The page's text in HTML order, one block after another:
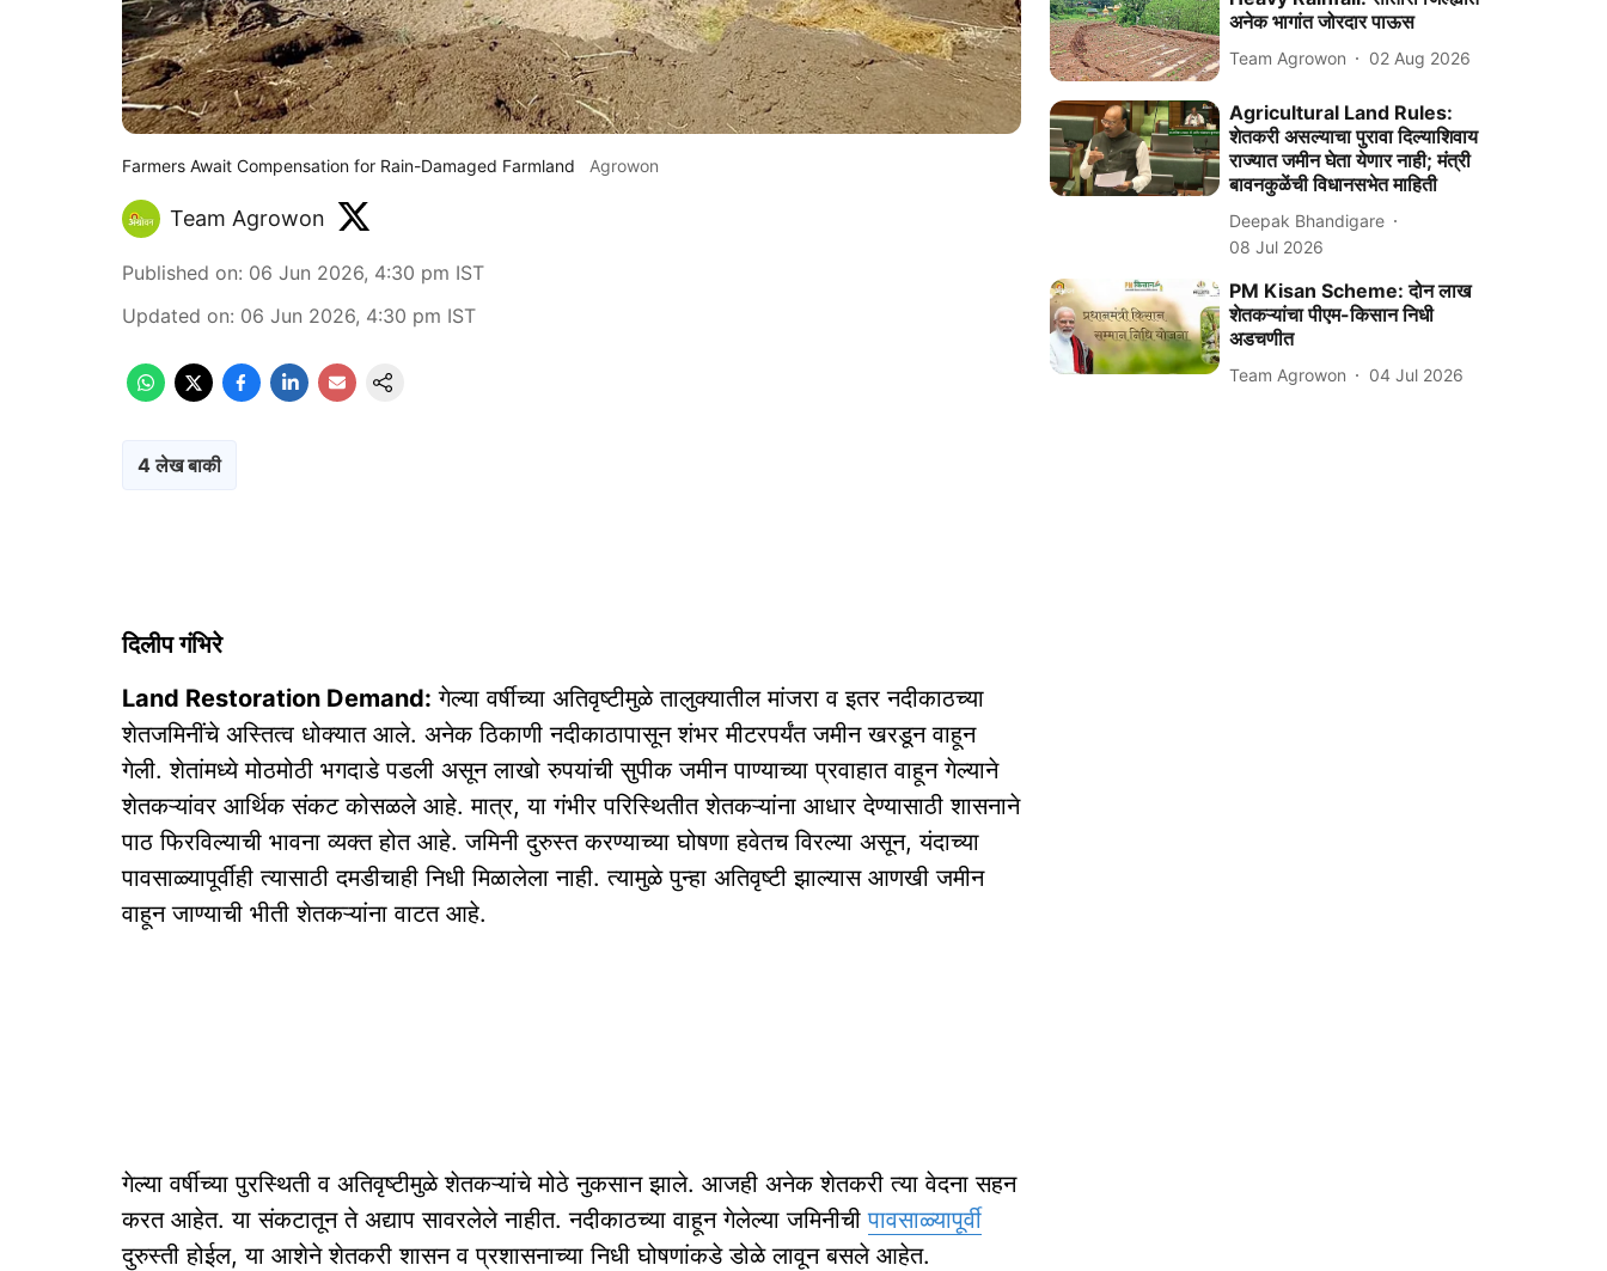
Farmers Await Compensation for Rain-Damaged Farmland Agrowon
Team Agrowon
Published on: 06 Jun 2026, 4:30 pm IST
Updated on: 06 Jun 2026, 4:30 pm IST
4 लेख बाकी
दिलीप गंभिरे
Land Restoration Demand: गेल्या वर्षीच्या अतिवृष्टीमुळे तालुक्यातील मांजरा व इतर नदीकाठच्या
शेतजमिनींचे अस्तित्व धोक्यात आले. अनेक ठिकाणी नदीकाठापासून शंभर मीटरपर्यंत जमीन खरडून वाहून
गेली. शेतांमध्ये मोठमोठी भगदाडे पडली असून लाखो रुपयांची सुपीक जमीन पाण्याच्या प्रवाहात वाहून गेल्याने
शेतकऱ्यांवर आर्थिक संकट कोसळले आहे. मात्र, या गंभीर परिस्थितीत शेतकऱ्यांना आधार देण्यासाठी शासनाने
पाठ फिरविल्याची भावना व्यक्त होत आहे. जमिनी दुरुस्त करण्याच्या घोषणा हवेतच विरल्या असून, यंदाच्या
पावसाळ्यापूर्वीही त्यासाठी दमडीचाही निधी मिळालेला नाही. त्यामुळे पुन्हा अतिवृष्टी झाल्यास आणखी जमीन
वाहून जाण्याची भीती शेतकऱ्यांना वाटत आहे.
गेल्या वर्षीच्या पुरस्थिती व अतिवृष्टीमुळे शेतकऱ्यांचे मोठे नुकसान झाले. आजही अनेक शेतकरी त्या वेदना सहन
करत आहेत. या संकटातून ते अद्याप सावरलेले नाहीत. नदीकाठच्या वाहून गेलेल्या जमिनीचीपावसाळ्यापूर्वी
दुरुस्ती होईल, या आशेने शेतकरी शासन व प्रशासनाच्या निधी घोषणांकडे डोळे लावून बसले आहेत.
अनेक भागांत जोरदार पाऊस
Team Agrowon 02 Aug 2026
Agricultural Land Rules:
शेतकरी असल्याचा पुरावा दिल्याशिवाय
राज्यात जमीन घेता येणार नाही; मंत्री
बावनकुळेंची विधानसभेत माहिती
Deepak Bhandigare
08 Jul 2026
PM Kisan Scheme: दोन लाख
शेतकऱ्यांचा पीएम-किसान निधी
अडचणीत
Team Agrowon 04 Jul 2026